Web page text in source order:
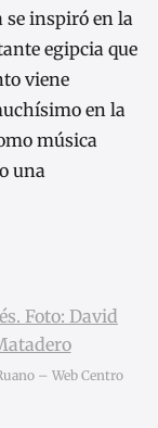
se inspiró en la
egipcia que
viene
en la
música
una
– Web Centro